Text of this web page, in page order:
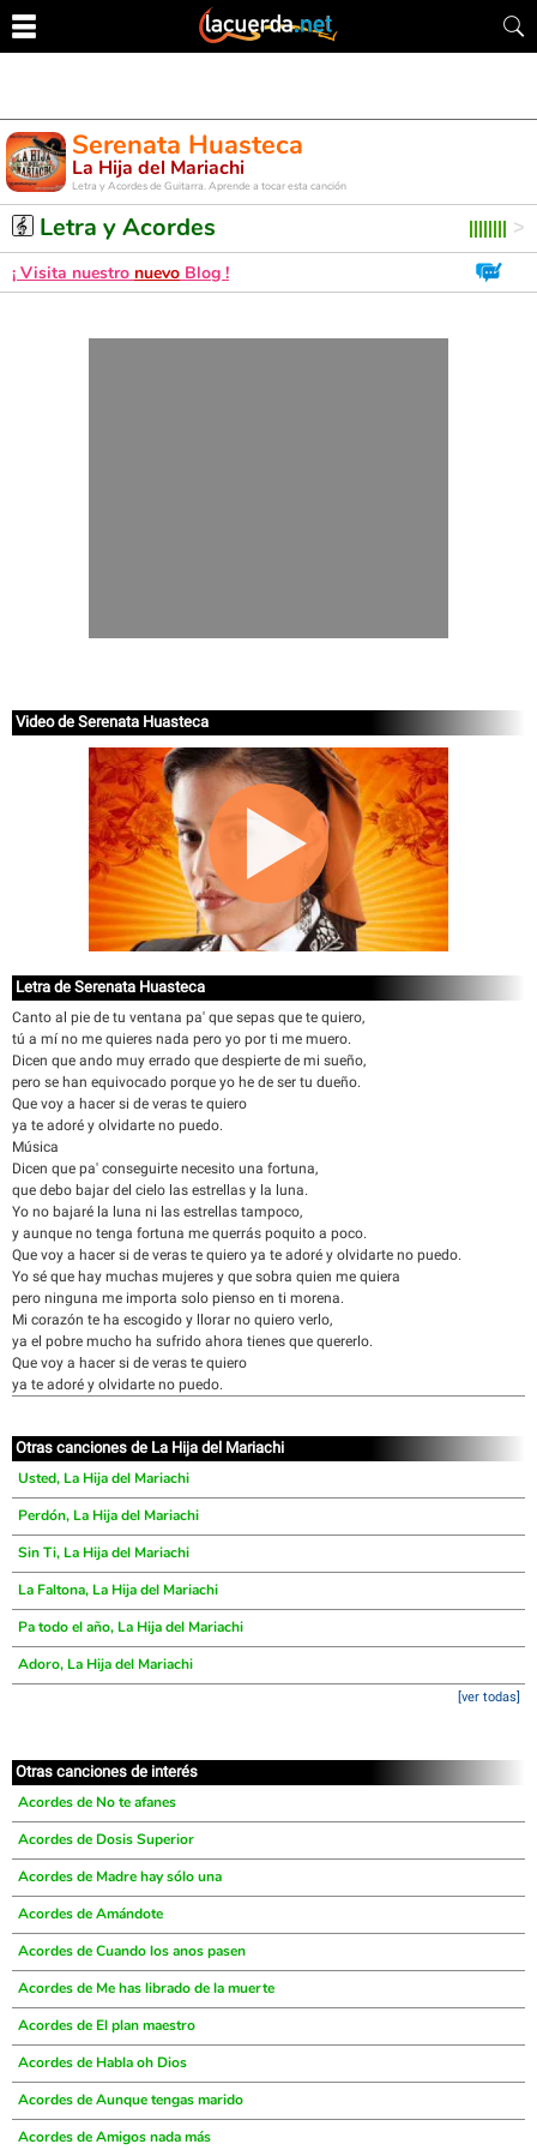
Serenata Huasteca
La Hija del Mariachi
Letra y Acordes de Guitarra. Aprende a tocar esta canción
Letra y Acordes
¡ Visita nuestro nuevo Blog !
Video de Serenata Huasteca
Letra de Serenata Huasteca
Canto al pie de tu ventana pa' que sepas que te quiero,
tú a mí no me quieres nada pero yo por ti me muero.
Dicen que ando muy errado que despierte de mi sueño,
pero se han equivocado porque yo he de ser tu dueño.
Que voy a hacer si de veras te quiero
ya te adoré y olvidarte no puedo.
Música
Dicen que pa' conseguirte necesito una fortuna,
que debo bajar del cielo las estrellas y la luna.
Yo no bajaré la luna ni las estrellas tampoco,
y aunque no tenga fortuna me querrás poquito a poco.
Que voy a hacer si de veras te quiero ya te adoré y olvidarte no puedo.
Yo sé que hay muchas mujeres y que sobra quien me quiera
pero ninguna me importa solo pienso en ti morena.
Mi corazón te ha escogido y llorar no quiero verlo,
ya el pobre mucho ha sufrido ahora tienes que quererlo.
Que voy a hacer si de veras te quiero
ya te adoré y olvidarte no puedo.
Otras canciones de La Hija del Mariachi
Usted, La Hija del Mariachi
Perdón, La Hija del Mariachi
Sin Ti, La Hija del Mariachi
La Faltona, La Hija del Mariachi
Pa todo el año, La Hija del Mariachi
Adoro, La Hija del Mariachi
[ver todas]
Otras canciones de interés
Acordes de No te afanes
Acordes de Dosis Superior
Acordes de Madre hay sólo una
Acordes de Amándote
Acordes de Cuando los anos pasen
Acordes de Me has librado de la muerte
Acordes de El plan maestro
Acordes de Habla oh Dios
Acordes de Aunque tengas marido
Acordes de Amigos nada más